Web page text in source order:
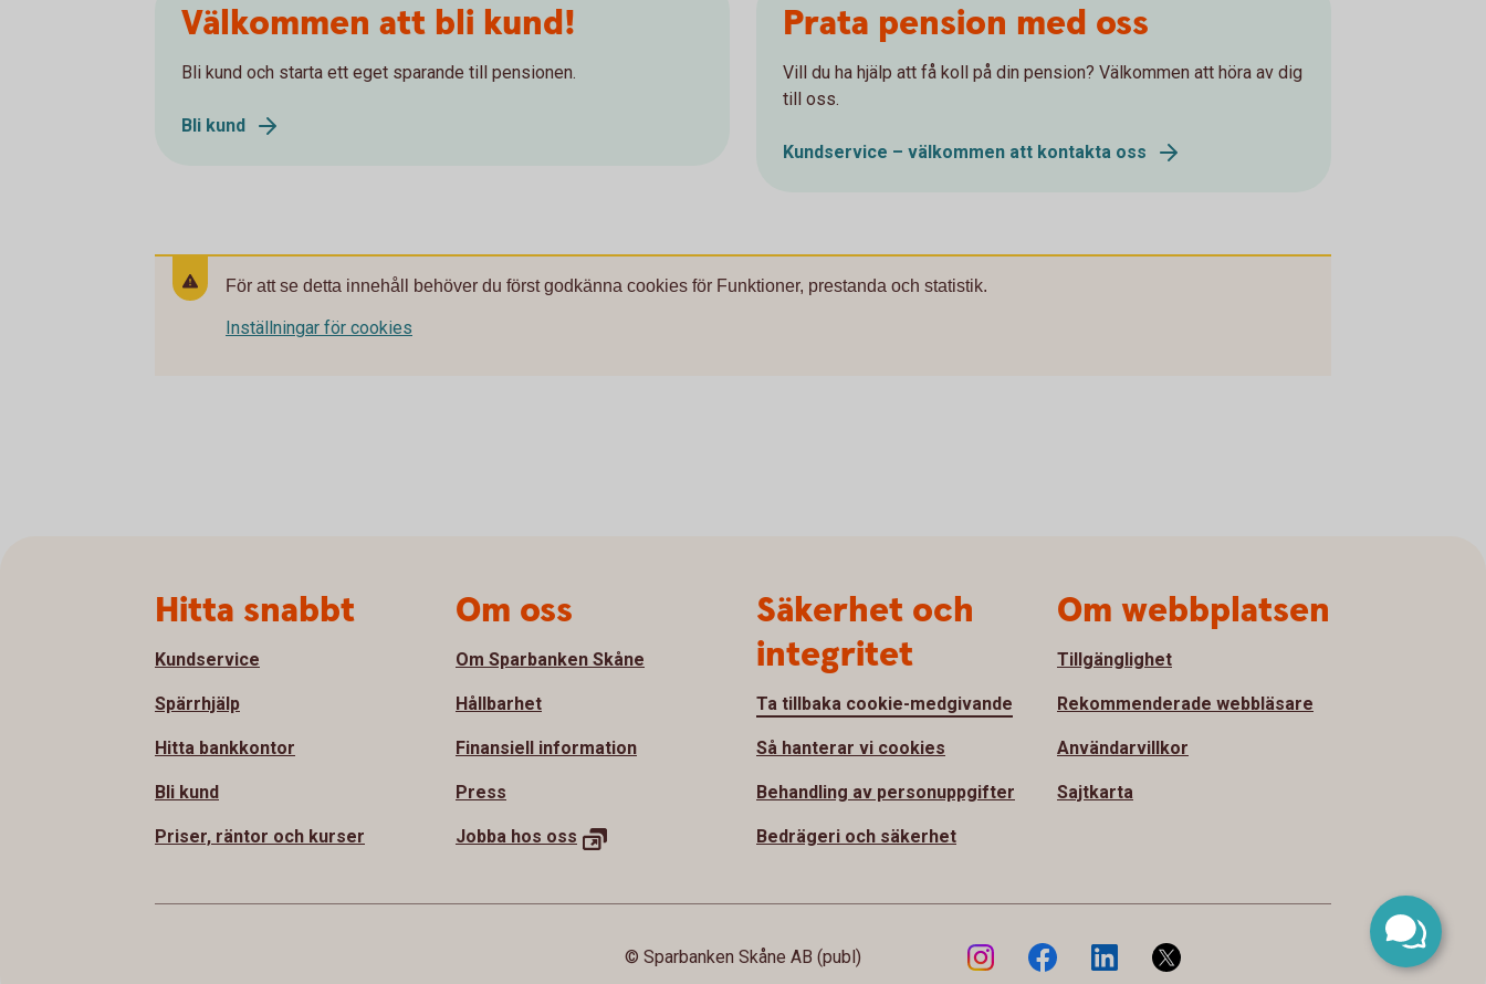
Välkommen att bli kund!
Bli kund och starta ett eget sparande till pensionen.
Bli kund
Prata pension med oss
Vill du ha hjälp att få koll på din pension? Välkommen att höra av dig
till oss.
Kundservice – välkommen att kontakta oss
För att se detta innehåll behöver du först godkänna cookies för Funktioner, prestanda och statistik.
Inställningar för cookies
Hitta snabbt
Kundservice
Spärrhjälp
Hitta bankkontor
Bli kund
Priser, räntor och kurser
Om oss
Om Sparbanken Skåne
Hållbarhet
Finansiell information
Press
Jobba hos oss
Säkerhet och
integritet
Ta tillbaka cookie-medgivande
Så hanterar vi cookies
Behandling av personuppgifter
Bedrägeri och säkerhet
Om webbplatsen
Tillgänglighet
Rekommenderade webbläsare
Användarvillkor
Sajtkarta
© Sparbanken Skåne AB (publ)